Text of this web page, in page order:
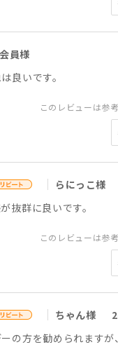
会員様
良いです。
このレビューは参
らにっこ様
抜群に良いです。
このレビューは参
ちゃん様
の方を勧められますが